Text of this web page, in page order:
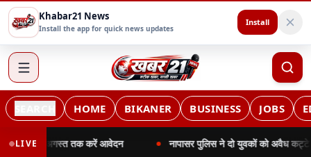
Khabar21 News
Install the app for quick news updates
Install
HOME BIKANER BUSINESS JOBS
LIVE
20 अगस्त तक करें आवेदन नापासर पुलिस ने दो युवकों को अवैध कट्टे समेत